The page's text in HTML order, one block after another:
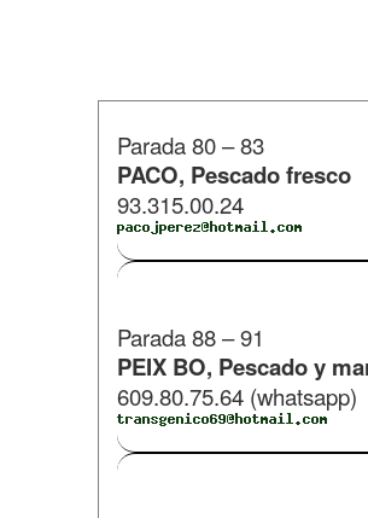
Parada 80 – 83
PACO, Pescado fresco
93.315.00.24
​Parada 88 – 91
PEIX BO, Pescado y
609.80.75.64 (whatsapp)